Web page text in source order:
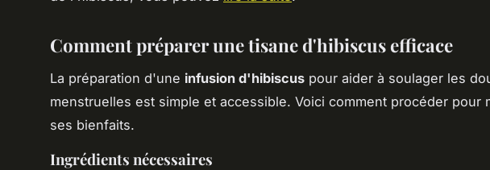
Comment préparer une tisane d'hibiscus efficace
La préparation d'une infusion d'hibiscus pour aider à soulager les
menstruelles est simple et accessible. Voici comment procéder pour
ses bienfaits.
Ingrédients nécessaires